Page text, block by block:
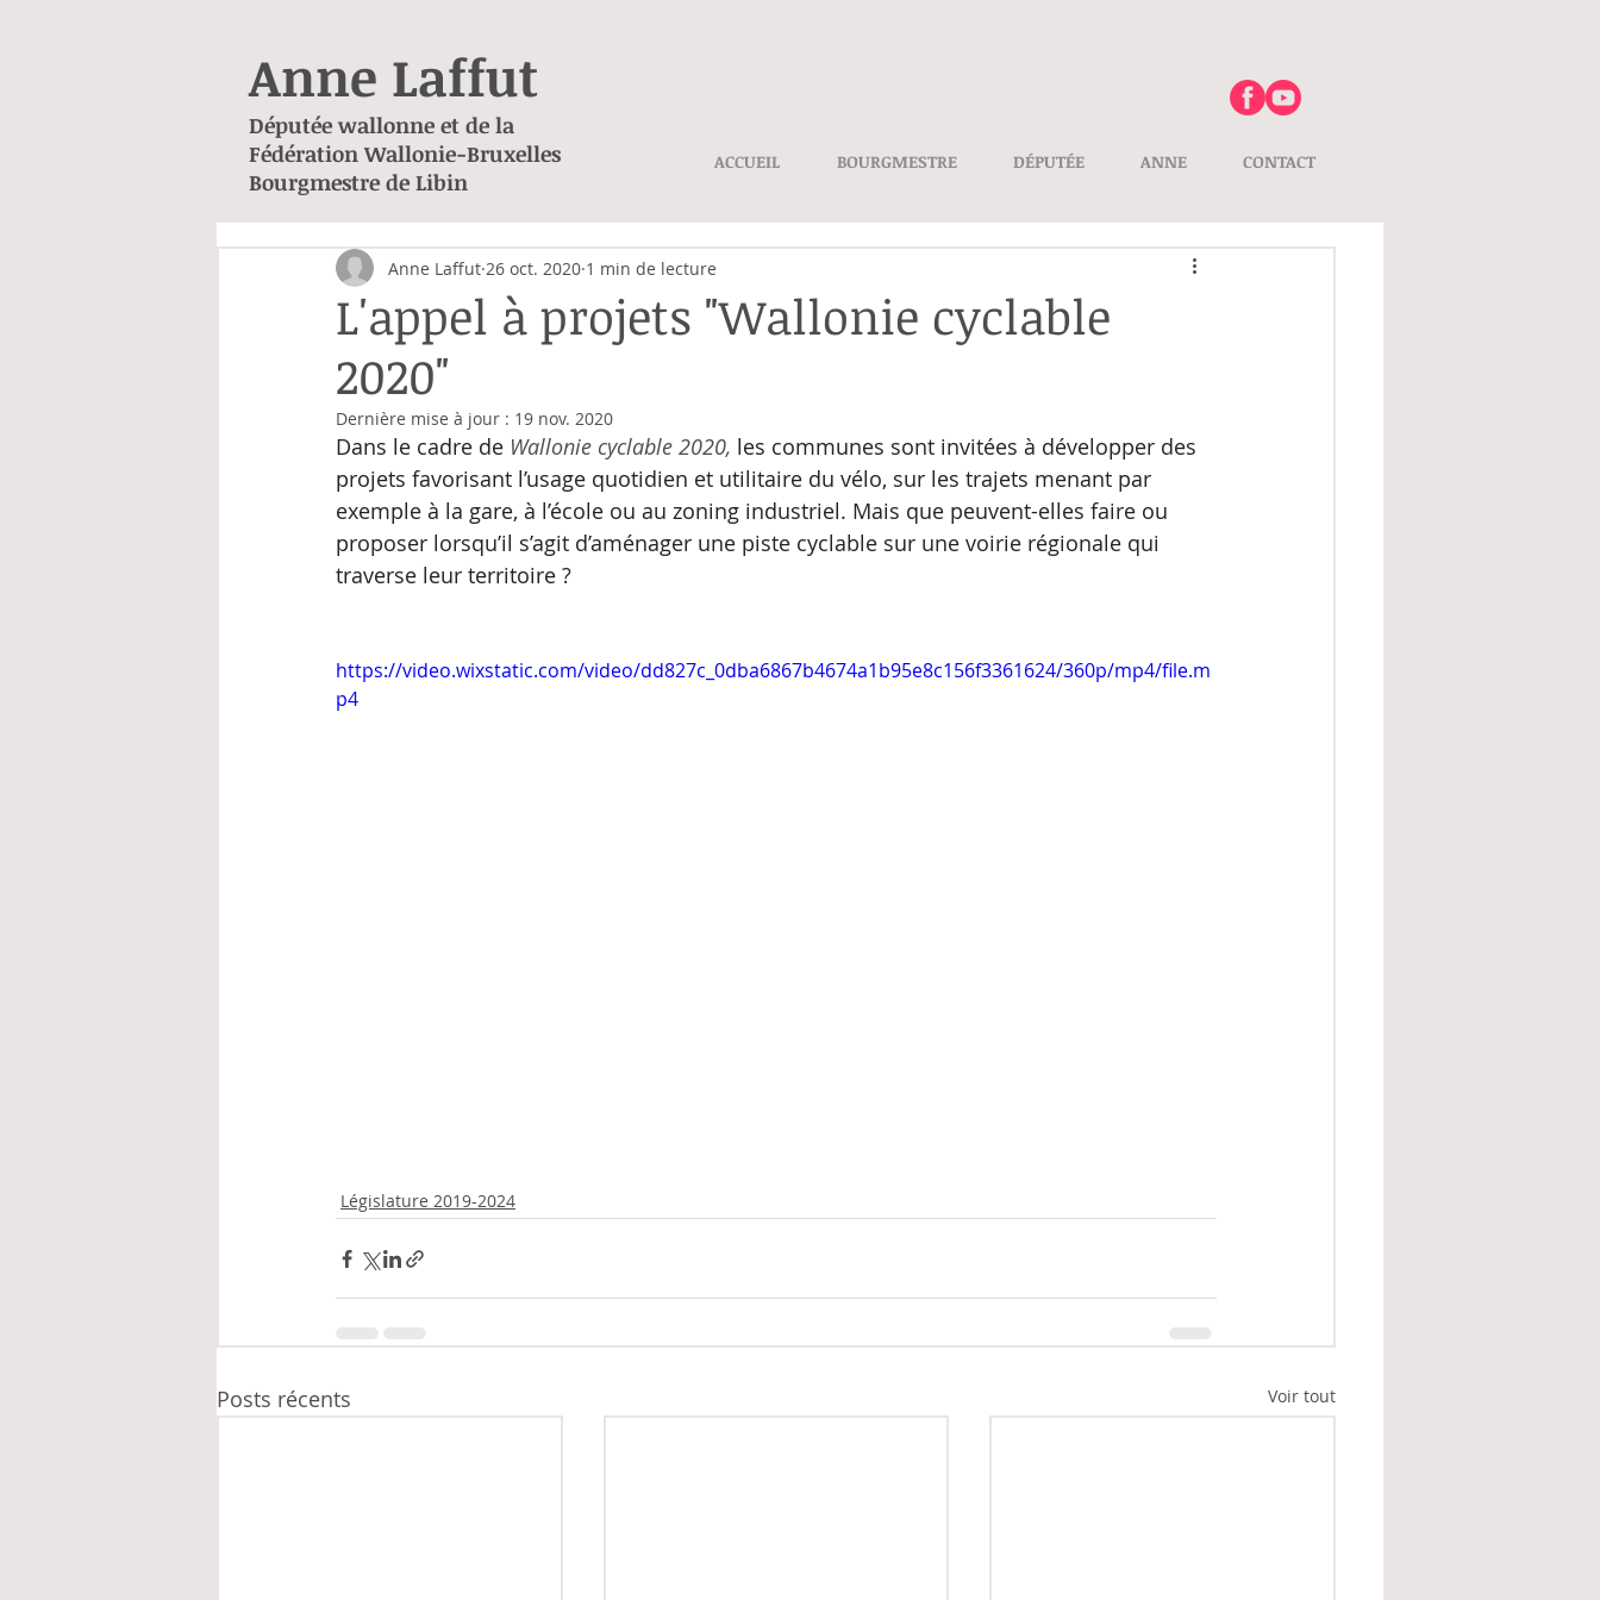
Anne Laffut
Députée wallonne et de la
Fédération Wallonie-Bruxelles
Bourgmestre de Libin
ACCUEIL BOURGMESTRE DÉPUTÉE ANNE CONTACT
L'appel à projets "Wallonie cyclable
2020"
Anne Laffut 26 oct. 2020 1 min de lecture
Dernière mise à jour : 19 nov. 2020
Dans le cadre de Wallonie cyclable 2020, les communes sont invitées à développer des
projets favorisant l’usage quotidien et utilitaire du vélo, sur les trajets menant par
exemple à la gare, à l’école ou au zoning industriel. Mais que peuvent-elles faire ou
proposer lorsqu’il s’agit d’aménager une piste cyclable sur une voirie régionale qui
traverse leur territoire ?
https://video.wixstatic.com/video/dd827c_0dba6867b4674a1b95e8c156f3361624/360p/mp4/file.m
p4
Législature 2019-2024
Posts récents Voir tout